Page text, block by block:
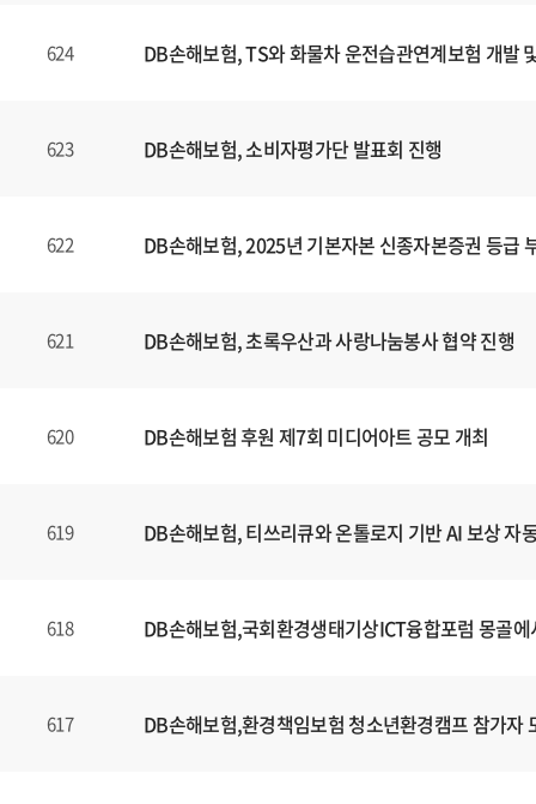
624 DB손해보험, TS와 화물차 운전습관연계보험 개발
623 DB손해보험, 소비자평가단 발표회 진행
622 DB손해보험, 2025년 기본자본 신종자본증권 등급
621 DB손해보험, 초록우산과 사랑나눔봉사 협약 진행
620 DB손해보험 후원 제7회 미디어아트 공모 개최
619 DB손해보험, 티쓰리큐와 온톨로지 기반 AI 보상 자
618 DB손해보험,국회환경생태기상ICT융합포럼 몽골에
617 DB손해보험,환경책임보험 청소년환경캠프 참가자